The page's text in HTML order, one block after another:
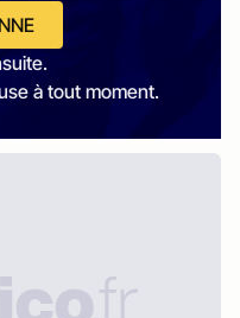
à tout moment.